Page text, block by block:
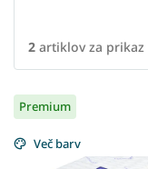
2 artiklov za prikaz
L
i
s
t
Premium
Več barv